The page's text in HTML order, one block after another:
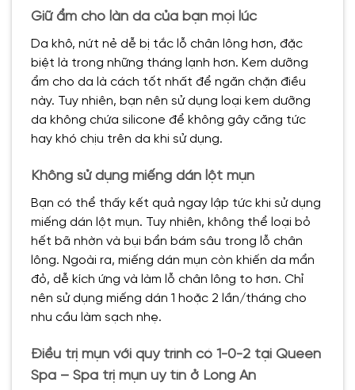
Giữ ẩm cho làn da của bạn mọi lúc
Da khô, nứt nẻ dễ bị tắc lỗ chân lông hơn, đặc
biệt là trong những tháng lạnh hơn. Kem dưỡng
ẩm cho da là cách tốt nhất để ngăn chặn điều
này. Tuy nhiên, bạn nên sử dụng loại kem dưỡng
da không chứa silicone để không gây căng tức
hay khó chịu trên da khi sử dụng.
Không sử dụng miếng dán lột mụn
Bạn có thể thấy kết quả ngay lập tức khi sử dụng
miếng dán lột mụn. Tuy nhiên, không thể loại bỏ
hết bã nhờn và bụi bẩn bám sâu trong lỗ chân
lông. Ngoài ra, miếng dán mụn còn khiến da mẩn
đỏ, dễ kích ứng và làm lỗ chân lông to hơn. Chỉ
nên sử dụng miếng dán 1 hoặc 2 lần/tháng cho
nhu cầu làm sạch nhẹ.
Điều trị mụn với quy trình có 1-0-2 tại Queen
Spa – Spa trị mụn uy tín ở Long An